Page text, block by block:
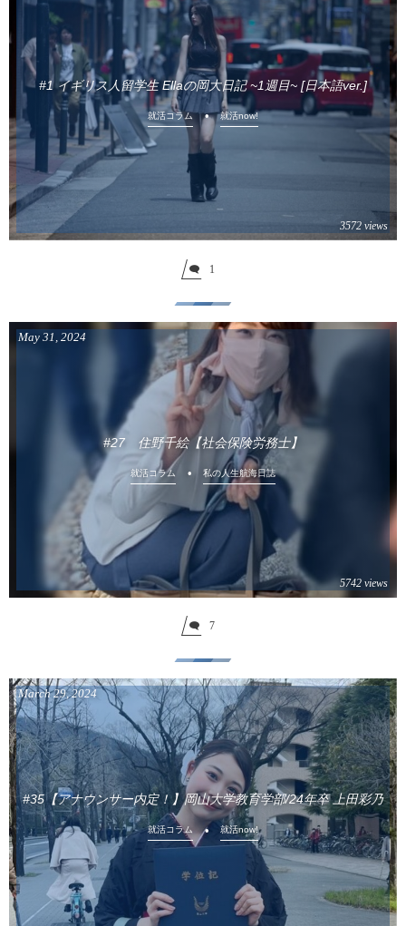
#1 イギリス人留学生 Ellaの岡大日記 ~1週目~ [日本語ver.]
就活コラム 就活now!
3572 views
1
#27 住野千絵【社会保険労務士】
May 31 2024
就活コラム 私の人生航海日誌
5742 views
7
#35【アナウンサー内定！】岡山大学教育学部/24年卒 上田彩乃
March 29,2024
就活コラム 就活now!